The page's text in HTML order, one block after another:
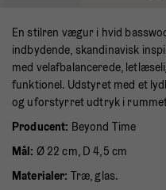
En stilren vægur i hvid
indbydende, skandinavisk
med velafbalancerede,
funktionel. Udstyret med et
og uforstyrret udtryk i
Producent: Beyond Time
Mål: Ø 22 cm, D 4,5 cm
Materialer: Træ, glas.